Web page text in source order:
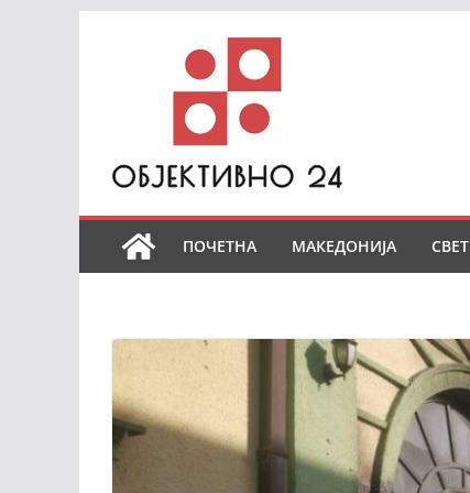
ПОЧЕТНА МАКЕДОНИЈА СВЕТ